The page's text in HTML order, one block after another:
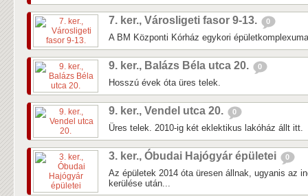
7. ker., Városligeti fasor 9-13. 0
A BM Központi Kórház egykori
9. ker., Balázs Béla utca 20. 0
Hosszú évek óta üres telek.
9. ker., Vendel utca 20. 0
Üres telek. 2010-ig két eklektikus lakóház állt itt.
3. ker., Óbudai Hajógyár épületei 0
Az épületek 2014 óta üresen állnak, ugyanis az
kerülése után...